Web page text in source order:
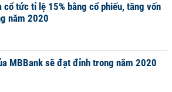
tức tỉ lệ 15% bằng cổ phiếu, tăng vốn
năm 2020
MBBank sẽ đạt đỉnh trong năm 2020